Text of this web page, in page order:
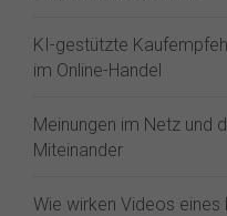
KI-gestützte
im Online-Handel
Meinungen im Netz und
Miteinander
Wie wirken Videos